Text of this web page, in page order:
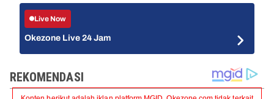
Live Now
Okezone Live 24 Jam